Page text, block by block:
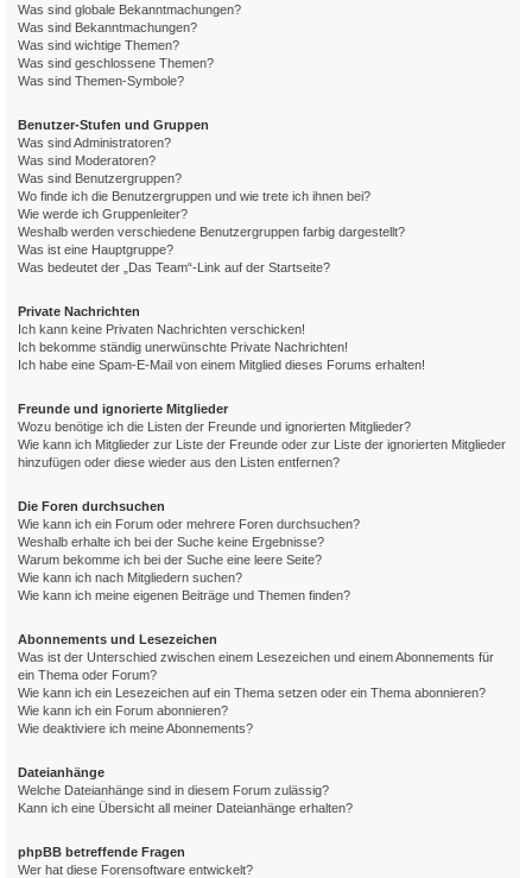
Was sind globale Bekanntmachungen?
Was sind Bekanntmachungen?
Was sind wichtige Themen?
Was sind geschlossene Themen?
Was sind Themen-Symbole?
Benutzer-Stufen und Gruppen
Was sind Administratoren?
Was sind Moderatoren?
Was sind Benutzergruppen?
Wo finde ich die Benutzergruppen und wie trete ich ihnen bei?
Wie werde ich Gruppenleiter?
Weshalb werden verschiedene Benutzergruppen farbig dargestellt?
Was ist eine Hauptgruppe?
Was bedeutet der „Das Team“-Link auf der Startseite?
Private Nachrichten
Ich kann keine Privaten Nachrichten verschicken!
Ich bekomme ständig unerwünschte Private Nachrichten!
Ich habe eine Spam-E-Mail von einem Mitglied dieses Forums erhalten!
Freunde und ignorierte Mitglieder
Wozu benötige ich die Listen der Freunde und ignorierten Mitglieder?
Wie kann ich Mitglieder zur Liste der Freunde oder zur Liste der ignorierten Mitglieder
hinzufügen oder diese wieder aus den Listen entfernen?
Die Foren durchsuchen
Wie kann ich ein Forum oder mehrere Foren durchsuchen?
Weshalb erhalte ich bei der Suche keine Ergebnisse?
Warum bekomme ich bei der Suche eine leere Seite?
Wie kann ich nach Mitgliedern suchen?
Wie kann ich meine eigenen Beiträge und Themen finden?
Abonnements und Lesezeichen
Was ist der Unterschied zwischen einem Lesezeichen und einem Abonnements für
ein Thema oder Forum?
Wie kann ich ein Lesezeichen auf ein Thema setzen oder ein Thema abonnieren?
Wie kann ich ein Forum abonnieren?
Wie deaktiviere ich meine Abonnements?
Dateianhänge
Welche Dateianhänge sind in diesem Forum zulässig?
Kann ich eine Übersicht all meiner Dateianhänge erhalten?
phpBB betreffende Fragen
Wer hat diese Forensoftware entwickelt?